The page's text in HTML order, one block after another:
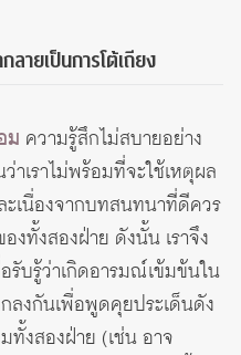
ลายเป็นการโต้เถียง
ม ความรู้สึกไม่สบายอย่าง
เราไม่พร้อมที่จะใช้เหตุผล
เนื่องจากบทสนทนาที่ดีควร
ทั้งสองฝ่าย ดังนั้น เราจึง
บรู้ว่าเกิดอารมณ์เข้มข้นใน
งกันเพื่อพูดคุยประเด็นดัง
ทั้งสองฝ่าย (เช่น อาจ